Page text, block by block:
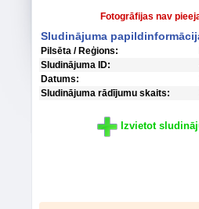
Fotogrāfijas nav
Sludinājuma
Pilsēta / Reģions:
Sludinājuma ID:
Datums:
Sludinājuma rādījumu skaits:
Izvietot